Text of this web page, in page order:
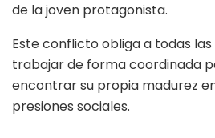
de la joven protagonista.
Este conflicto obliga a todas
trabajar de forma coordinada
encontrar su propia madurez
presiones sociales.